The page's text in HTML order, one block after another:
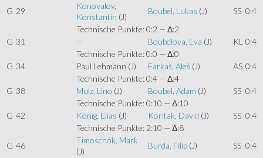
G 29
Konovalov,
Konstantin (J)
Boubel, Lukas (J) SS 0:4
Technische Punkte: 0:2 — Δ:2
G 31 — Boubelova, Eva (J) KL 0:4
Technische Punkte: 0:0 — Δ:0
G 34 Paul Lehmann (J) Farkaš, Aleš (J) AS 0:4
Technische Punkte: 0:4 — Δ:4
G 38 Mulz, Lino (J) Boubel, Adam (J) SS 0:4
Technische Punkte: 0:10 — Δ:10
G 42 König, Elias (J) Koritak, David (J) SS 0:4
Technische Punkte: 2:10 — Δ:8
G 46
Timoschok, Mark
(J)
Burda, Filip (J) SS 0:4